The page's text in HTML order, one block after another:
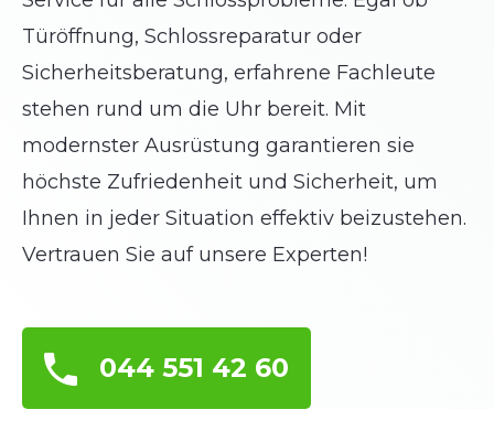
Türöffnung, Schlossreparatur oder
Sicherheitsberatung, erfahrene Fachleute
stehen rund um die Uhr bereit. Mit
modernster Ausrüstung garantieren sie
höchste Zufriedenheit und Sicherheit, um
Ihnen in jeder Situation effektiv beizustehen.
Vertrauen Sie auf unsere Experten!
044 551 42 60